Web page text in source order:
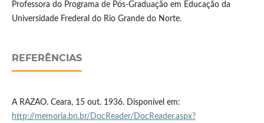
Professora do Programa de Pós-Graduação em Educação da
Universidade Frederal do Rio Grande do Norte.
REFERÊNCIAS
A RAZAO. Ceara, 15 out. 1936. Disponível em:
http://memoria.bn.br/DocReader/DocReader.aspx?